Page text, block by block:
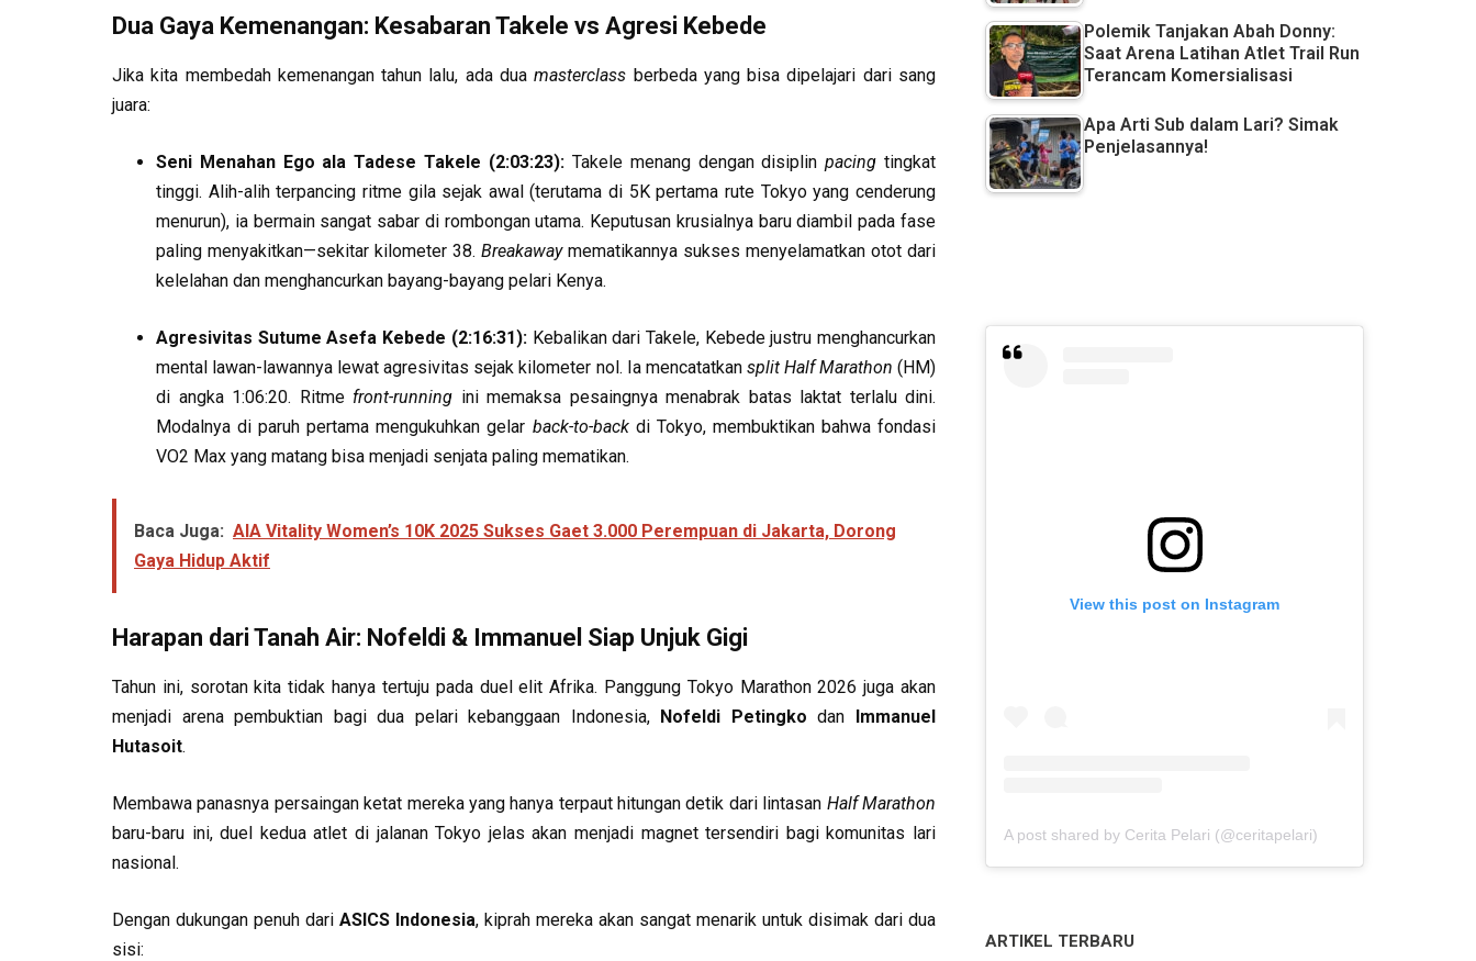
Dua Gaya Kemenangan: Kesabaran Takele vs Agresi Kebede
Jika kita membedah kemenangan tahun lalu, ada duamasterclass berbeda yang bisa dipelajari dari sang
juara:
Seni Menahan Ego ala Tadese Takele (2:03:23): Takele menang dengan disiplinpacing tingkat
tinggi. Alih-alih terpancing ritme gila sejak awal (terutama di 5K pertama rute Tokyo yang cenderung
menurun), ia bermain sangat sabar di rombongan utama. Keputusan krusialnya baru diambil pada fase
paling menyakitkan—sekitar kilometer 38. Breakawaymematikannya sukses menyelamatkan otot dari
kelelahan dan menghancurkan bayang-bayang pelari Kenya.
Agresivitas Sutume Asefa Kebede (2:16:31):Kebalikan dari Takele, Kebede justru menghancurkan
mental lawan-lawannya lewat agresivitas sejak kilometer nol. Ia mencatatkan split Half Marathon (HM)
di angka 1:06:20. Ritme front-running ini memaksa pesaingnya menabrak batas laktat terlalu dini.
Modalnya di paruh pertama mengukuhkan gelar back-to-backdi Tokyo, membuktikan bahwa fondasi
VO2 Max yang matang bisa menjadi senjata paling mematikan.
Baca Juga: AIA Vitality Women’s 10K 2025 Sukses Gaet 3.000 Perempuan di Jakarta, Dorong
Gaya Hidup Aktif
Harapan dari Tanah Air: Nofeldi & Immanuel Siap Unjuk Gigi
Tahun ini, sorotan kita tidak hanya tertuju pada duel elit Afrika. Panggung Tokyo Marathon 2026 juga akan
menjadi arena pembuktian bagi dua pelari kebanggaan Indonesia, Nofeldi Petingko dan Immanuel
Hutasoit.
Membawa panasnya persaingan ketat mereka yang hanya terpaut hitungan detik dari lintasan Half Marathon
baru-baru ini, duel kedua atlet di jalanan Tokyo jelas akan menjadi magnet tersendiri bagi komunitas lari
nasional.
Dengan dukungan penuh dari ASICS Indonesia, kiprah mereka akan sangat menarik untuk disimak dari dua
sisi:
Polemik Tanjakan Abah Donny:
Saat Arena Latihan Atlet Trail Run
Terancam Komersialisasi
Apa Arti Sub dalam Lari? Simak
Penjelasannya!
View this post on Instagram
A post shared by Cerita Pelari (@ceritapelari)
ARTIKEL TERBARU